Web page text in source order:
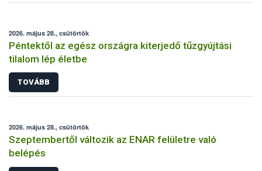
2026. május 28., csütörtök
Péntektől az egész országra kiterjedő tűzgyújtási
tilalom lép életbe
TOVÁBB
2026. május 28., csütörtök
Szeptembertől változik az ENAR felületre való
belépés